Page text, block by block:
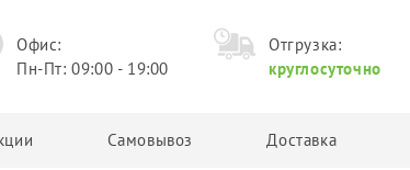
Офис:
Пн-Пт: 09:00 - 19:00
Отгрузка:
круглосуточно
Самовывоз Доставка